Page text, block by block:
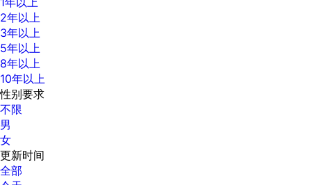
2年以上
3年以上
5年以上
8年以上
10年以上
性别要求
不限
男
女
更新时间
全部